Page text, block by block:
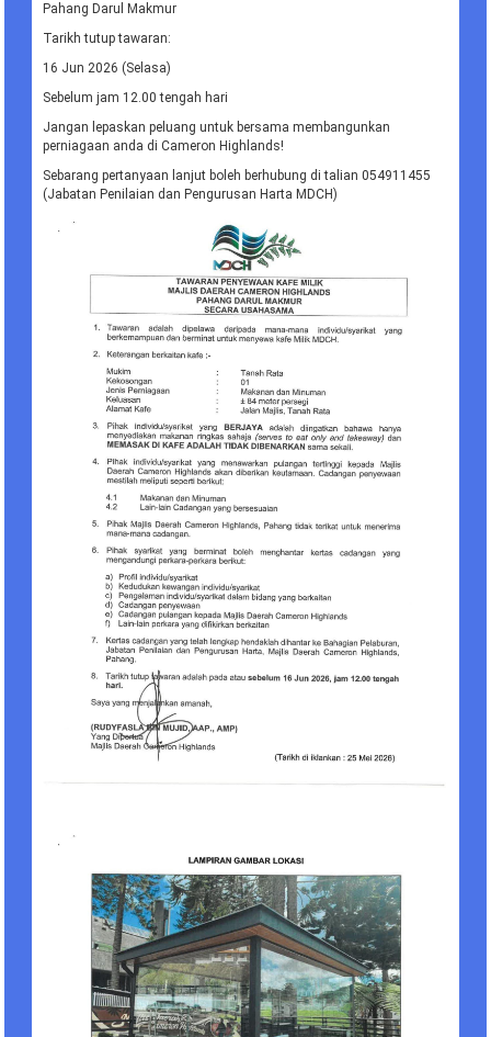
Pahang Darul Makmur
Tarikh tutup tawaran:
16 Jun 2026 (Selasa)
Sebelum jam 12.00 tengah hari
Jangan lepaskan peluang untuk bersama membangunkan
perniagaan anda di Cameron Highlands!
Sebarang pertanyaan lanjut boleh berhubung di talian 054911455
(Jabatan Penilaian dan Pengurusan Harta MDCH)